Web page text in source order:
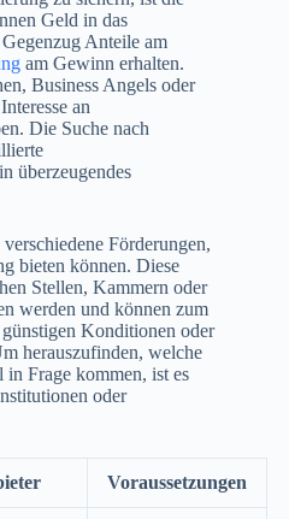
Geld in das
Anteile am
am Gewinn erhalten.
Business Angels oder
an
Die Suche nach
überzeugendes
Förderungen,
bieten können. Diese
Stellen, Kammern oder
werden und können zum
Konditionen oder
herauszufinden, welche
Frage kommen, ist es
oder
Voraussetzungen